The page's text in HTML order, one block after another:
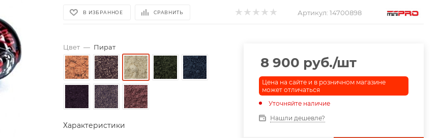
В ИЗБРАННОЕ СРАВНИТЬ Артикул: 14700898
Цвет — Пират
Характеристики
8 900 руб./шт
Цена на сайте и в розничном магазине
может отличаться
Уточняйте наличие
Нашли дешевле?